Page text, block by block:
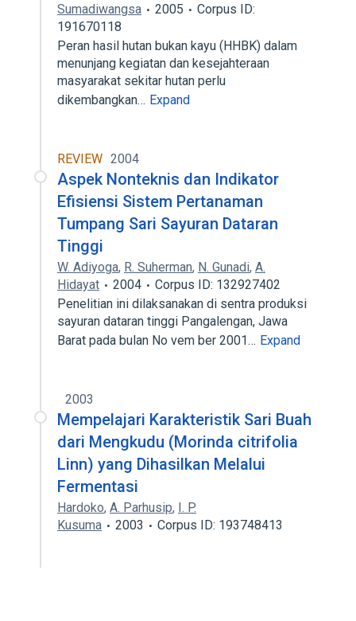
Sumadiwangsa
2005
Corpus ID:
191670118
Peran hasil hutan bukan kayu (HHBK) dalam
menunjang kegiatan dan kesejahteraan
masyarakat sekitar hutan perlu
dikembangkan… Expand
REVIEW 2004
Aspek Nonteknis dan Indikator
Efisiensi Sistem Pertanaman
Tumpang Sari Sayuran Dataran
Tinggi
W. Adiyoga, R. Suherman, N. Gunadi, A.
Hidayat
2004
Corpus ID: 132927402
Penelitian ini dilaksanakan di sentra produksi
sayuran dataran tinggi Pangalengan, Jawa
Barat pada bulan No vem ber 2001… Expand
2003
Mempelajari Karakteristik Sari Buah
dari Mengkudu (Morinda citrifolia
Linn) yang Dihasilkan Melalui
Fermentasi
Hardoko, A. Parhusip, I. P.
Kusuma
2003 Corpus ID: 193748413